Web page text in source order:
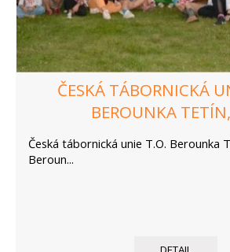
ČESKÁ TÁBORNICKÁ
BEROUNKA
Česká tábornická unie T.O. Berounka
Beroun...